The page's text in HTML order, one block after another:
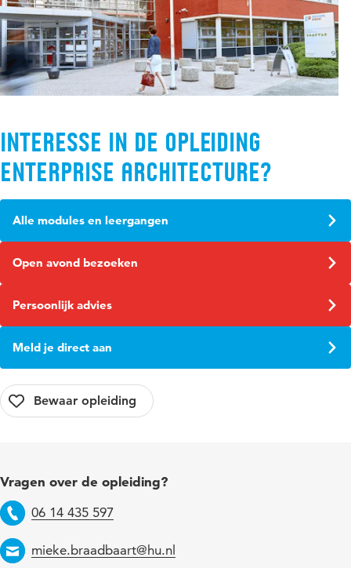
Interesse in de opleiding
Enterprise Architecture?
Alle modules en leergangen
Open avond bezoeken
Persoonlijk advies
Meld je direct aan
Vragen over de opleiding?
Telefoon
06 14 435 597
Email
mieke.braadbaart@hu.nl